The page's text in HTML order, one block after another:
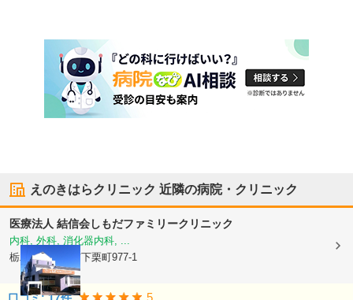
えのきはらクリニック 近隣の病院・クリニック
医療法人 結信会しもだファミリークリニック
内科, 外科, 消化器内科, ...
栃木県宇都宮市下栗町977-1
5